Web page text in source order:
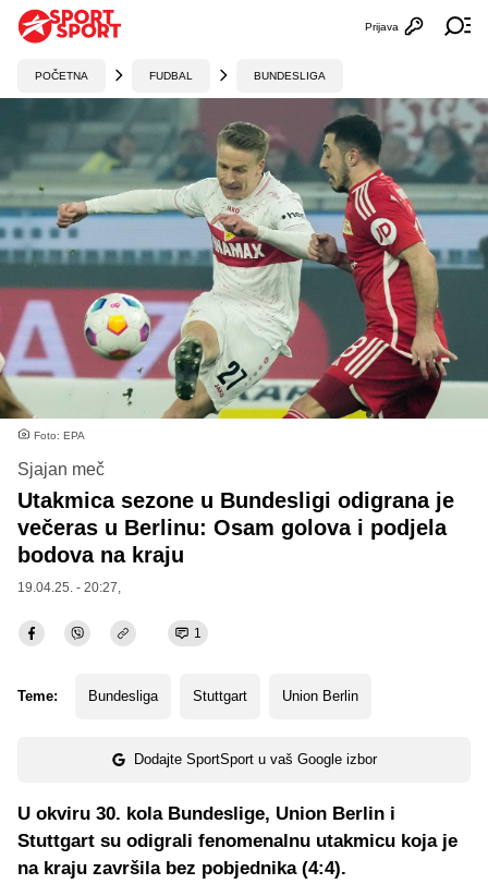
Otvori
Prijava
POČETNA FUDBAL BUNDESLIGA
Foto: EPA
Sjajan meč
Utakmica sezone u Bundesligi odigrana je
večeras u Berlinu: Osam golova i podjela
bodova na kraju
19.04.25. - 20:27,
1
Teme: Bundesliga Stuttgart Union Berlin
Dodajte SportSport u vaš Google izbor
U okviru 30. kola Bundeslige, Union Berlin i
Stuttgart su odigrali fenomenalnu utakmicu koja je
na kraju završila bez pobjednika (4:4).